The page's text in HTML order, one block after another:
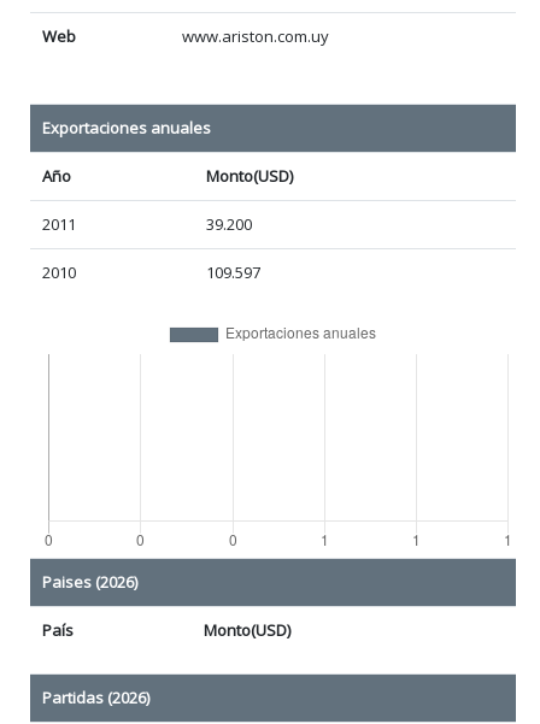
Web www.ariston.com.uy
Exportaciones anuales
Año Monto(USD)
2011 39.200
2010 109.597
Paises (2026)
País Monto(USD)
Partidas (2026)